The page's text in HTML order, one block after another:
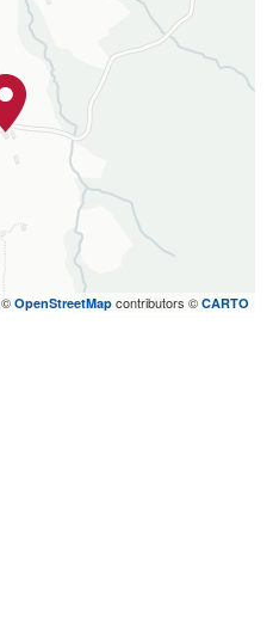
Reno.
è possibile
all’insegna del
nel verde e nel
alla sostenibilità
di riscaldamento
solari.
© OpenStreetMap contributors © CARTO